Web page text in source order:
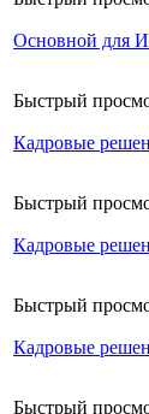
Основной для
Быстрый
Кадровые
Быстрый
Кадровые
Быстрый
Кадровые
Быстрый